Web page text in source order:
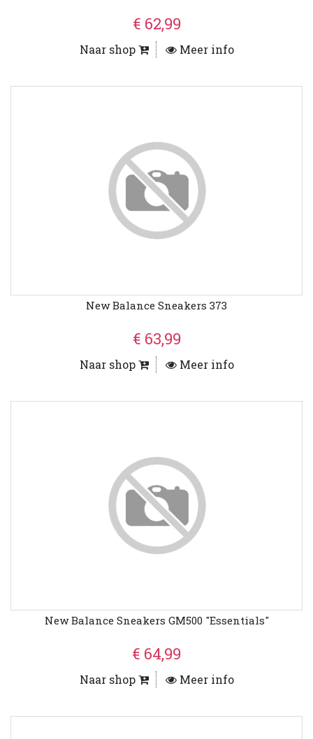
€ 62,99
Naar shop Meer info
New Balance Sneakers 373
€ 63,99
Naar shop Meer info
New Balance Sneakers GM500 "Essentials"
€ 64,99
Naar shop Meer info